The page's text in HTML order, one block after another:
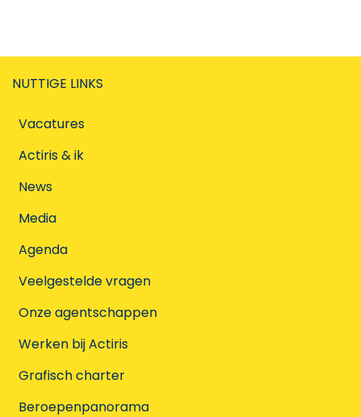
NUTTIGE LINKS
Vacatures
Actiris & ik
News
Media
Agenda
Veelgestelde vragen
Onze agentschappen
Werken bij Actiris
Grafisch charter
Beroepenpanorama